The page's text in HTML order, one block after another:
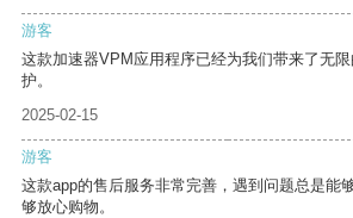
游客
这款加速器VPM应用程序已经为我们带来了无
护。
2025-02-15
游客
这款app的售后服务非常完善，遇到问题总是能
够放心购物。